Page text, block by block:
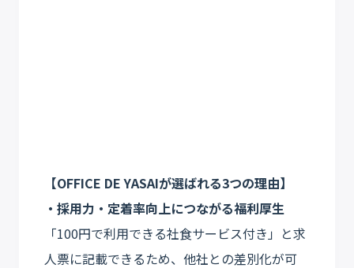
【OFFICE DE YASAIが選ばれる3つの理由】
・採用力・定着率向上につながる福利厚生
「100円で利用できる社食サービス付き」と求
人票に記載できるため、他社との差別化が可